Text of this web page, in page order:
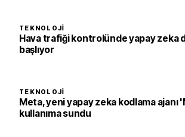
TEKNOLOJI
Hava trafiği kontrolünde yapay zeka
başlıyor
TEKNOLOJI
Meta, yeni yapay zeka kodlama ajanı
kullanıma sundu